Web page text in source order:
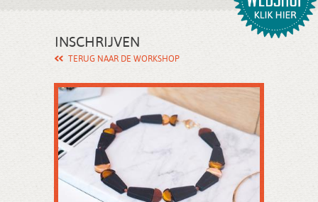
INSCHRIJVEN
TERUG NAAR DE WORKSHOP